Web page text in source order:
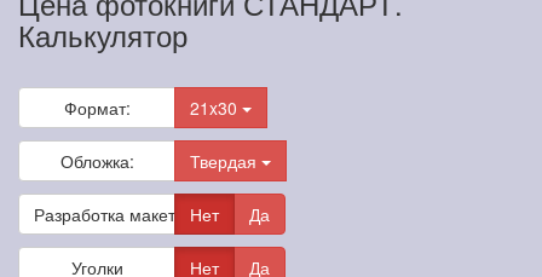
Калькулятор
Формат: 21x30
Обложка: Твердая
Разработка макета Нет Да
Уголки Нет Да